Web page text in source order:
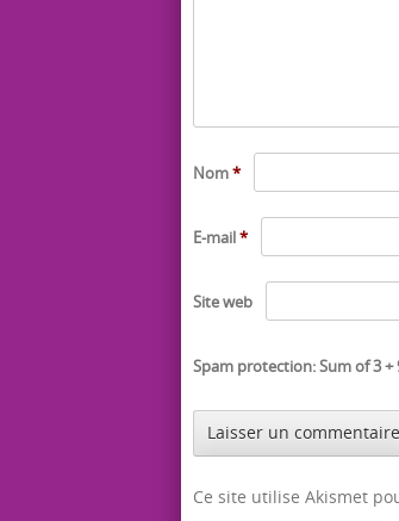
Nom*
E-mail*
Site web
Spam protection: Sum of 3 +
Ce site utilise Akismet